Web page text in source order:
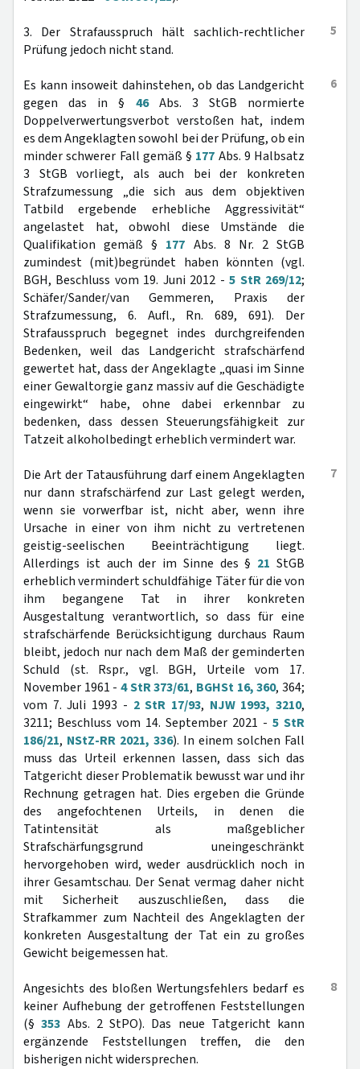
5
3. Der Strafausspruch hält sachlich-rechtlicher
Prüfung jedoch nicht stand.
6
Es kann insoweit dahinstehen, ob das Landgericht
gegen das in § 46Abs. 3 StGB normierte
Doppelverwertungsverbot verstoßen hat, indem
es dem Angeklagten sowohl bei der Prüfung, ob ein
minder schwerer Fall gemäß § 177 Abs. 9 Halbsatz
3 StGB vorliegt, als auch bei der konkreten
Strafzumessung „die sich aus dem objektiven
Tatbild ergebende erhebliche Aggressivität“
angelastet hat, obwohl diese Umstände die
Qualifikation gemäß § 177 Abs. 8 Nr. 2 StGB
zumindest (mit)begründet haben könnten (vgl.
BGH, Beschluss vom 19. Juni 2012 -5 StR 269/12;
Schäfer/Sander/van Gemmeren, Praxis der
Strafzumessung, 6. Aufl., Rn. 689, 691). Der
Strafausspruch begegnet indes durchgreifenden
Bedenken, weil das Landgericht strafschärfend
gewertet hat, dass der Angeklagte „quasi im Sinne
einer Gewaltorgie ganz massiv auf die Geschädigte
eingewirkt“ habe, ohne dabei erkennbar zu
bedenken, dass dessen Steuerungsfähigkeit zur
Tatzeit alkoholbedingt erheblich vermindert war.
7
Die Art der Tatausführung darf einem Angeklagten
nur dann strafschärfend zur Last gelegt werden,
wenn sie vorwerfbar ist, nicht aber, wenn ihre
Ursache in einer von ihm nicht zu vertretenen
geistig-seelischen Beeinträchtigung liegt.
Allerdings ist auch der im Sinne des § 21 StGB
erheblich vermindert schuldfähige Täter für die von
ihm begangene Tat in ihrer konkreten
Ausgestaltung verantwortlich, so dass für eine
strafschärfende Berücksichtigung durchaus Raum
bleibt, jedoch nur nach dem Maß der geminderten
Schuld (st. Rspr., vgl. BGH, Urteile vom 17.
November 1961 - 4 StR 373/61, BGHSt 16, 360, 364;
vom 7. Juli 1993 - 2 StR 17/93, NJW 1993, 3210,
3211; Beschluss vom 14. September 2021 - 5 StR
186/21, NStZ-RR 2021, 336). In einem solchen Fall
muss das Urteil erkennen lassen, dass sich das
Tatgericht dieser Problematik bewusst war und ihr
Rechnung getragen hat. Dies ergeben die Gründe
des angefochtenen Urteils, in denen die
Tatintensität als maßgeblicher
Strafschärfungsgrund uneingeschränkt
hervorgehoben wird, weder ausdrücklich noch in
ihrer Gesamtschau. Der Senat vermag daher nicht
mit Sicherheit auszuschließen, dass die
Strafkammer zum Nachteil des Angeklagten der
konkreten Ausgestaltung der Tat ein zu großes
Gewicht beigemessen hat.
8
Angesichts des bloßen Wertungsfehlers bedarf es
keiner Aufhebung der getroffenen Feststellungen
(§353 Abs. 2 StPO). Das neue Tatgericht kann
ergänzende Feststellungen treffen, die den
bisherigen nicht widersprechen.